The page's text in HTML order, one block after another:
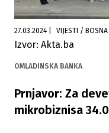
27.03.2024 VIJESTI /
Izvor: Akta.ba
OMLADINSKA BANKA
Prnjavor: Za
mikrobiznisa